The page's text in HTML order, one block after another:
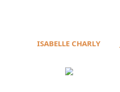
ISABELLE CHARLY